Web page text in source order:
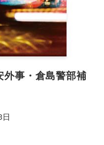
外事・倉島警部補